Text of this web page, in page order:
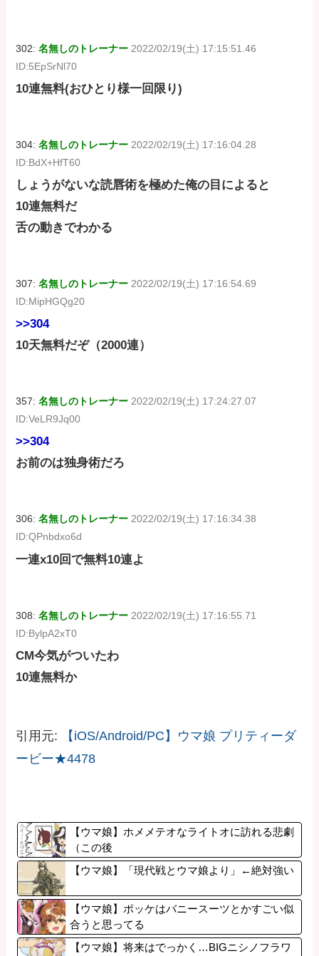
302:名無しのトレーナー 2022/02/19(土) 17:15:51.46
ID:5EpSrNl70
10連無料(おひとり様一回限り)
304:名無しのトレーナー 2022/02/19(土) 17:16:04.28
ID:BdX+HfT60
しょうがないな読唇術を極めた俺の目によると
10連無料だ
舌の動きでわかる
307:名無しのトレーナー 2022/02/19(土) 17:16:54.69
ID:MipHGQg20
>>304
10天無料だぞ（2000連）
357:名無しのトレーナー 2022/02/19(土) 17:24:27.07
ID:VeLR9Jq00
>>304
お前のは独身術だろ
306:名無しのトレーナー 2022/02/19(土) 17:16:34.38
ID:QPnbdxo6d
一連x10回で無料10連よ
308:名無しのトレーナー 2022/02/19(土) 17:16:55.71
ID:BylpA2xT0
CM今気がついたわ
10連無料か
引用元:
【iOS/Android/PC】ウマ娘 プリティーダ
ービー★4478
【ウマ娘】ホメメテオなライトオに訪れる悲劇
（この後
【ウマ娘】「現代戦とウマ娘より」←絶対強い
【ウマ娘】ポッケはバニースーツとかすごい似
合うと思ってる
【ウマ娘】将来はでっかく…BIGニシノフラワ